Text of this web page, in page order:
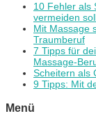
10 Fehler als
vermeiden
Mit Massage
Traumberuf
7 Tipps für
Massage-
Scheitern als
9 Tipps: Mit
Menü